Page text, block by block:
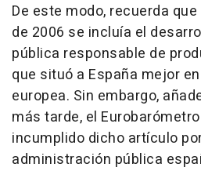
De este modo, recuerda
de 2006 se incluía el
pública responsable de
que situó a España mejor
europea. Sin embargo,
más tarde, el
incumplido dicho artículo
administración pública